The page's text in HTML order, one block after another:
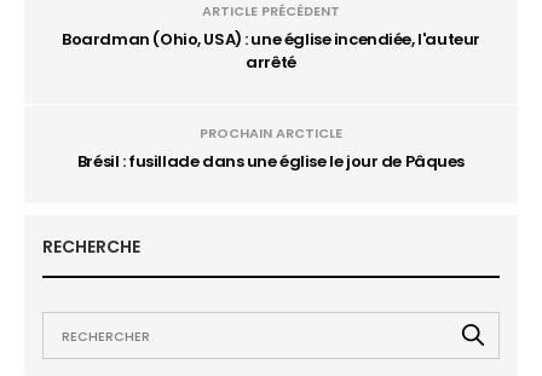
ARTICLE PRÉCÉDENT
Boardman (Ohio, USA) : une église incendiée, l'auteur
arrêté
PROCHAIN ARCTICLE
Brésil : fusillade dans une église le jour de Pâques
RECHERCHE